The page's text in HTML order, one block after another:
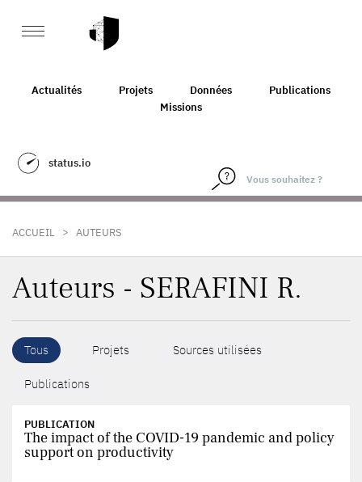
Actualités Projets Données
Publications
Missions
status.io
ACCUEIL > AUTEURS
Auteurs - SERAFINI R.
Tous Projets Sources utilisées
Publications
PUBLICATION
The impact of the COVID-19 pandemic and policy
support on productivity